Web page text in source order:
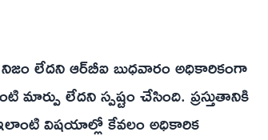
నిజం లేదని ఆర్‌బీఐ బుధవారం అధికారికంగా
లేదని స్పష్టం చేసింది. ప్రస్తుతానికి
ఇలాంటి విషయాల్లో కేవలం అధికారిక